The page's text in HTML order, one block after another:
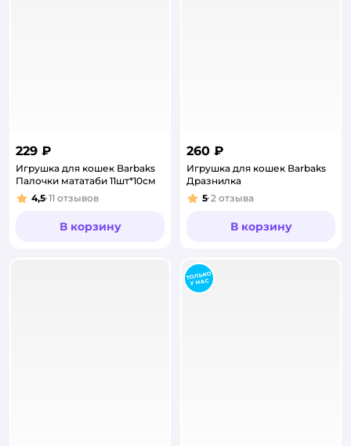
229 ₽
Игрушка для кошек Barbaks
Палочки мататаби 11шт*10см
Рейтинг:
4,5 11 отзывов
В корзину
260 ₽
Игрушка для кошек Barbaks
Дразнилка
Рейтинг:
5 2 отзыва
В корзину